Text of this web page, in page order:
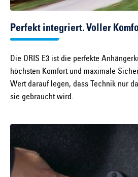
Perfekt integriert. Voller
Die ORIS E3 ist die perfekte
höchsten Komfort und maximale
Wert darauf legen, dass Technik nur
sie gebraucht wird.